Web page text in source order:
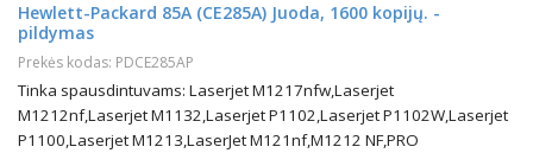
Hewlett-Packard 85A (CE285A) Juoda, 1600 kopijų. -
pildymas
Prekės kodas: PDCE285AP
Tinka spausdintuvams: Laserjet M1217nfw,Laserjet
M1212nf,Laserjet M1132,Laserjet P1102,Laserjet P1102W,Laserjet
P1100,Laserjet M1213,LaserJet M121nf,M1212 NF,PRO